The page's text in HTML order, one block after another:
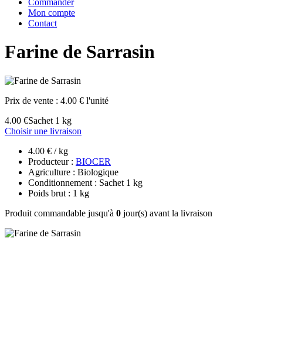
Commander
Mon compte
Contact
Farine de Sarrasin
Prix de vente : 4.00 € l'unité
4.00 €Sachet 1 kg
Choisir une livraison
4.00 € / kg
Producteur : BIOCER
Agriculture : Biologique
Conditionnement : Sachet 1 kg
Poids brut : 1 kg
Produit commandable jusqu'à 0 jour(s) avant la livraison